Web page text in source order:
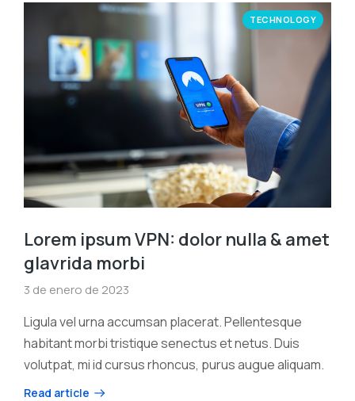
TECHNOLOGY
Lorem ipsum VPN: dolor nulla & amet
glavrida morbi
3 de enero de 2023
Ligula vel urna accumsan placerat. Pellentesque
habitant morbi tristique senectus et netus. Duis
volutpat, mi id cursus rhoncus, purus augue aliquam.
Read article